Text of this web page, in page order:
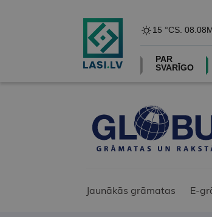
15 °CS. 08.08
PAR
SVARĪGO
Jaunākās grāmatas E-